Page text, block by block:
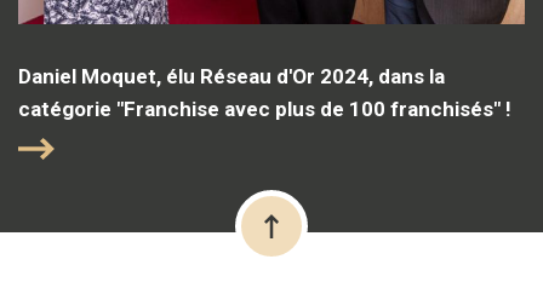
Daniel Moquet, élu Réseau d'Or 2024, dans la
catégorie "Franchise avec plus de 100 franchisés" !